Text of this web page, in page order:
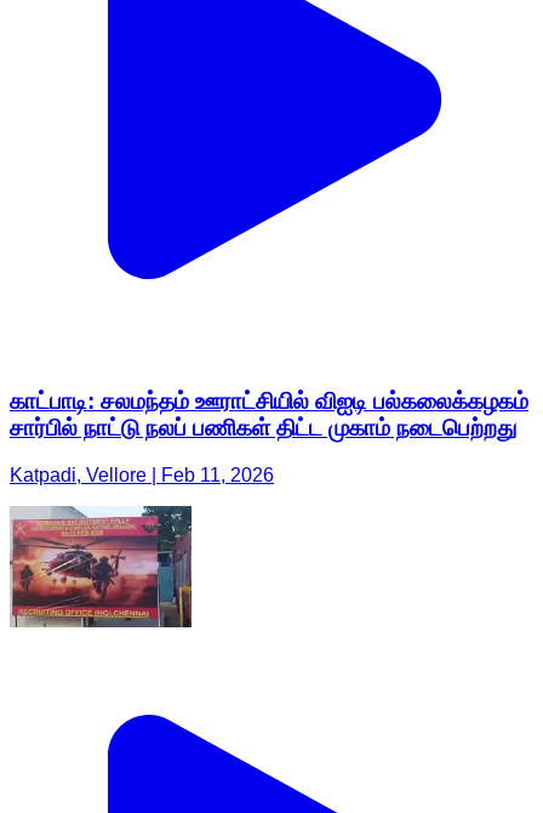
காட்பாடி: சலமந்தம் ஊராட்சியில் விஐடி பல்கலைக்கழகம்
சார்பில் நாட்டு நலப் பணிகள் திட்ட முகாம் நடைபெற்றது
Katpadi, Vellore | Feb 11, 2026